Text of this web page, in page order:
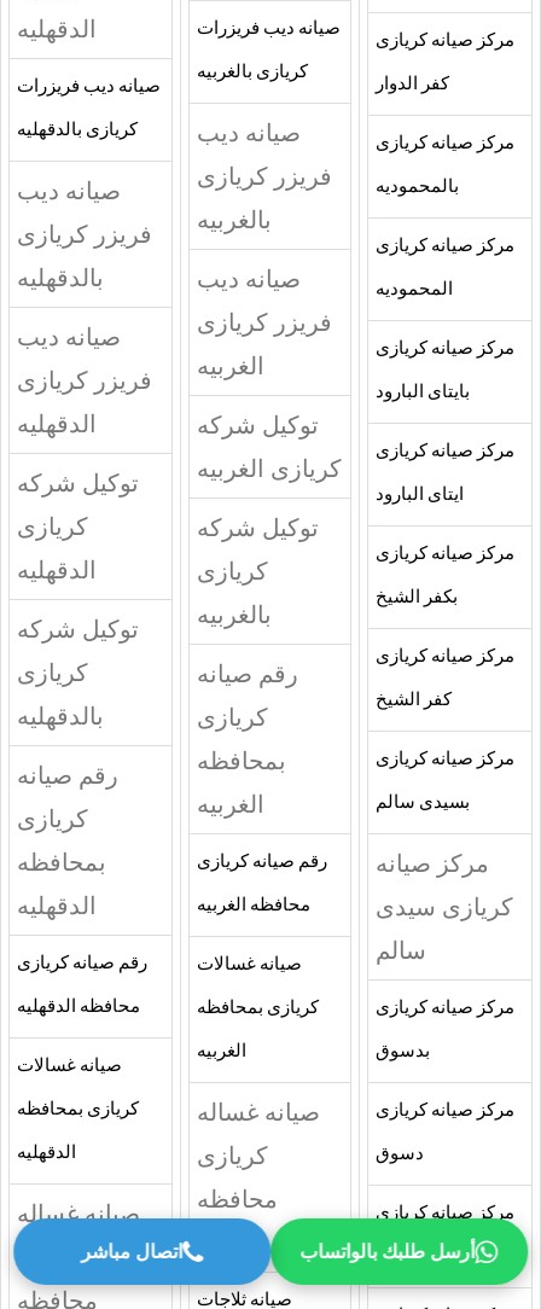
أرسل طلبك بالواتساب اتصال مباشر
مركز صيانه كريازى
كفر الدوار
مركز صيانه كريازى
بالمحموديه
مركز صيانه كريازى
المحموديه
مركز صيانه كريازى
بايتاى البارود
مركز صيانه كريازى
ايتاى البارود
مركز صيانه كريازى
بكفر الشيخ
مركز صيانه كريازى
كفر الشيخ
مركز صيانه كريازى
بسيدى سالم
مركز صيانه
كريازى سيدى
سالم
مركز صيانه كريازى
بدسوق
مركز صيانه كريازى
دسوق
مركز صيانه كريازى
بالمحله الكبرى
صيانه ديب فريزرات
كريازى بالغربيه
صيانه ديب
فريزر كريازى
بالغربيه
صيانه ديب
فريزر كريازى
الغربيه
توكيل شركه
كريازى الغربيه
توكيل شركه
كريازى
بالغربيه
رقم صيانه
كريازى
بمحافظه
الغربيه
رقم صيانه كريازى
محافظه الغربيه
صيانه غسالات
كريازى بمحافظه
الغربيه
صيانه غساله
كريازى
محافظه
صيانه ثلاجات
الدقهليه
صيانه ديب فريزرات
كريازى بالدقهليه
صيانه ديب
فريزر كريازى
بالدقهليه
صيانه ديب
فريزر كريازى
الدقهليه
توكيل شركه
كريازى
الدقهليه
توكيل شركه
كريازى
بالدقهليه
رقم صيانه
كريازى
بمحافظه
الدقهليه
رقم صيانه كريازى
محافظه الدقهليه
صيانه غسالات
كريازى بمحافظه
الدقهليه
صيانه غساله
كريازى
محافظه